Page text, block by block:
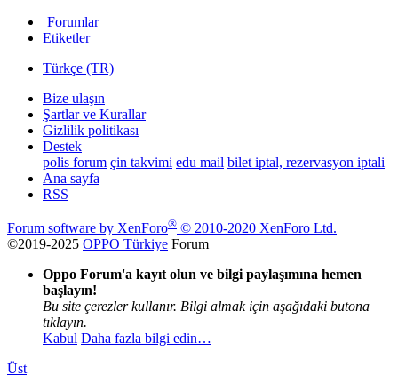
Forumlar
Etiketler
Türkçe (TR)
Bize ulaşın
Şartlar ve Kurallar
Gizlilik politikası
Destek
polis forum çin takvimi edu mail bilet iptal, rezervasyon iptali
Ana sayfa
RSS
Forum software by XenForo® © 2010-2020 XenForo Ltd.
©2019-2025 OPPO Türkiye Forum
Oppo Forum'a kayıt olun ve bilgi paylaşımına hemen
başlayın!
Bu site çerezler kullanır. Bilgi almak için aşağıdaki butona
tıklayın.
Kabul Daha fazla bilgi edin…
Üst